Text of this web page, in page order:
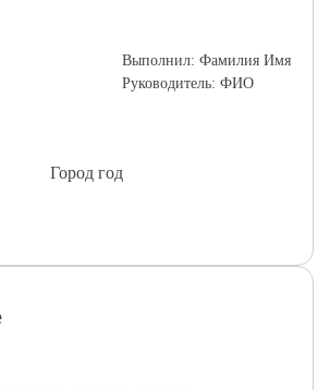
Выполнил: Фамилия Имя
Руководитель: ФИО
Город год